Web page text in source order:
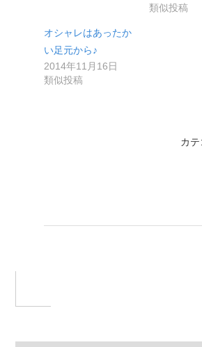
類似投稿
オシャレはあったか
い足元から♪
2014年11月16日
類似投稿
カ